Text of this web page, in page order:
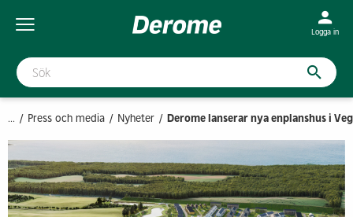
Logga in
... Press och media Nyheter Derome lanserar nya enplanshus i